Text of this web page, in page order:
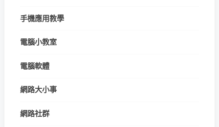
手機應用教學
電腦小教室
電腦軟體
網路大小事
網路社群